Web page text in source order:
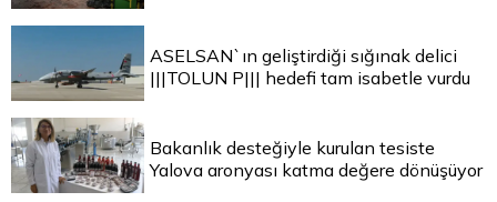
ASELSAN`ın geliştirdiği sığınak delici
|||TOLUN P||| hedefi tam isabetle vurdu
Bakanlık desteğiyle kurulan tesiste
Yalova aronyası katma değere dönüşüyor